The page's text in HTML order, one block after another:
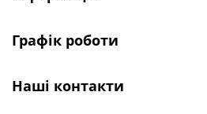
Графік роботи
Наші контакти